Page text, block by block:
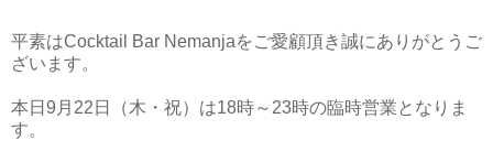
平素はCocktail Bar Nemanjaをご愛顧頂き誠にありがとうご
ざいます。
本日 9月22日（木・祝）は18時～23時の臨時営業となりま
す。